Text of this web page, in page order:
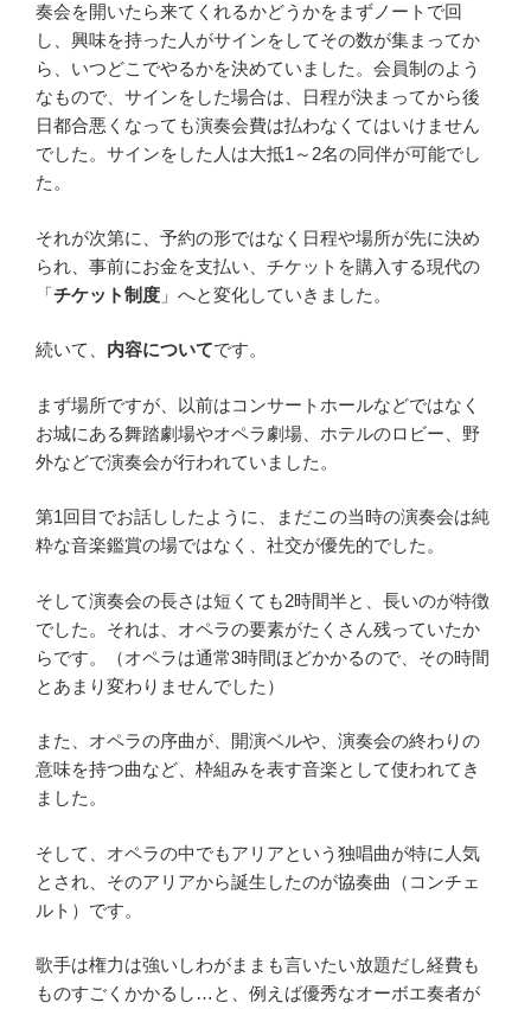
奏会を開いたら来てくれるかどうかをまずノートで回
し、興味を持った人がサインをしてその数が集まってか
ら、いつどこでやるかを決めていました。会員制のよう
なもので、サインをした場合は、日程が決まってから後
日都合悪くなっても演奏会費は払わなくてはいけません
でした。サインをした人は大抵1～2名の同伴が可能でし
た。
それが次第に、予約の形ではなく日程や場所が先に決め
られ、事前にお金を支払い、チケットを購入する現代の
「チケット制度 」へと変化していきました。
続いて、 内容についてです。
まず場所ですが、以前はコンサートホールなどではなく
お城にある舞踏劇場やオペラ劇場、ホテルのロビー、野
外などで演奏会が行われていました。
第1回目でお話ししたように、まだこの当時の演奏会は純
粋な音楽鑑賞の場ではなく、社交が優先的でした。
そして演奏会の長さは短くても2時間半と、長いのが特徴
でした。それは、オペラの要素がたくさん残っていたか
らです。（オペラは通常3時間ほどかかるので、その時間
とあまり変わりませんでした）
また、オペラの序曲が、開演ベルや、演奏会の終わりの
意味を持つ曲など、枠組みを表す音楽として使われてき
ました。
そして、オペラの中でもアリアという独唱曲が特に人気
とされ、そのアリアから誕生したのが協奏曲（コンチェ
ルト）です。
歌手は権力は強いしわがままも言いたい放題だし経費も
ものすごくかかるし…と、例えば優秀なオーボエ奏者が